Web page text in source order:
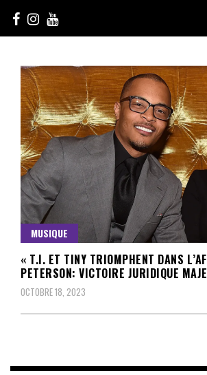
content
sunuculture
MUSIQUE
« T.I. ET TINY TRIOMPHENT DANS
PETERSON: VICTOIRE JURIDIQUE
OCTOBRE 18, 2023